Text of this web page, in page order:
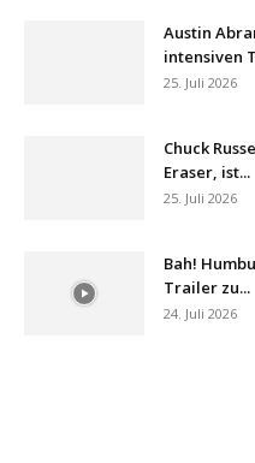
Austin
intensiven
25. Juli 2026
Chuck
Eraser, ist...
25. Juli 2026
Bah!
Trailer zu...
24. Juli 2026